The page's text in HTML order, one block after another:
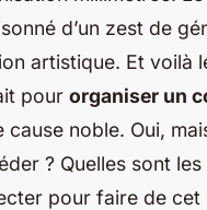
d’un zest de
artistique. Et voilà
pour organiser un
cause noble. Oui,
? Quelles sont
pour faire de cet